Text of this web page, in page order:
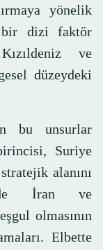
yönelik
dizi faktör
ve
düzeydeki
bu unsurlar
Suriye
alanını
İran ve
olmasının
Elbette